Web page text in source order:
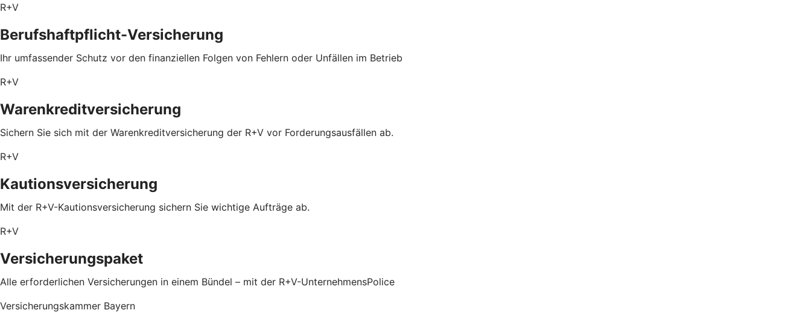
R+V
Berufshaftpflicht-Versicherung
Ihr umfassender Schutz vor den finanziellen Folgen von Fehlern oder Unfällen im Betrieb
R+V
Warenkreditversicherung
Sichern Sie sich mit der Warenkreditversicherung der R+V vor Forderungsausfällen ab.
R+V
Kautionsversicherung
Mit der R+V-Kautionsversicherung sichern Sie wichtige Aufträge ab.
R+V
Versicherungspaket
Alle erforderlichen Versicherungen in einem Bündel – mit der R+V-UnternehmensPolice
Versicherungskammer Bayern